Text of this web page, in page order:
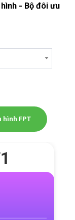
- Bộ đôi ưu
hình FPT